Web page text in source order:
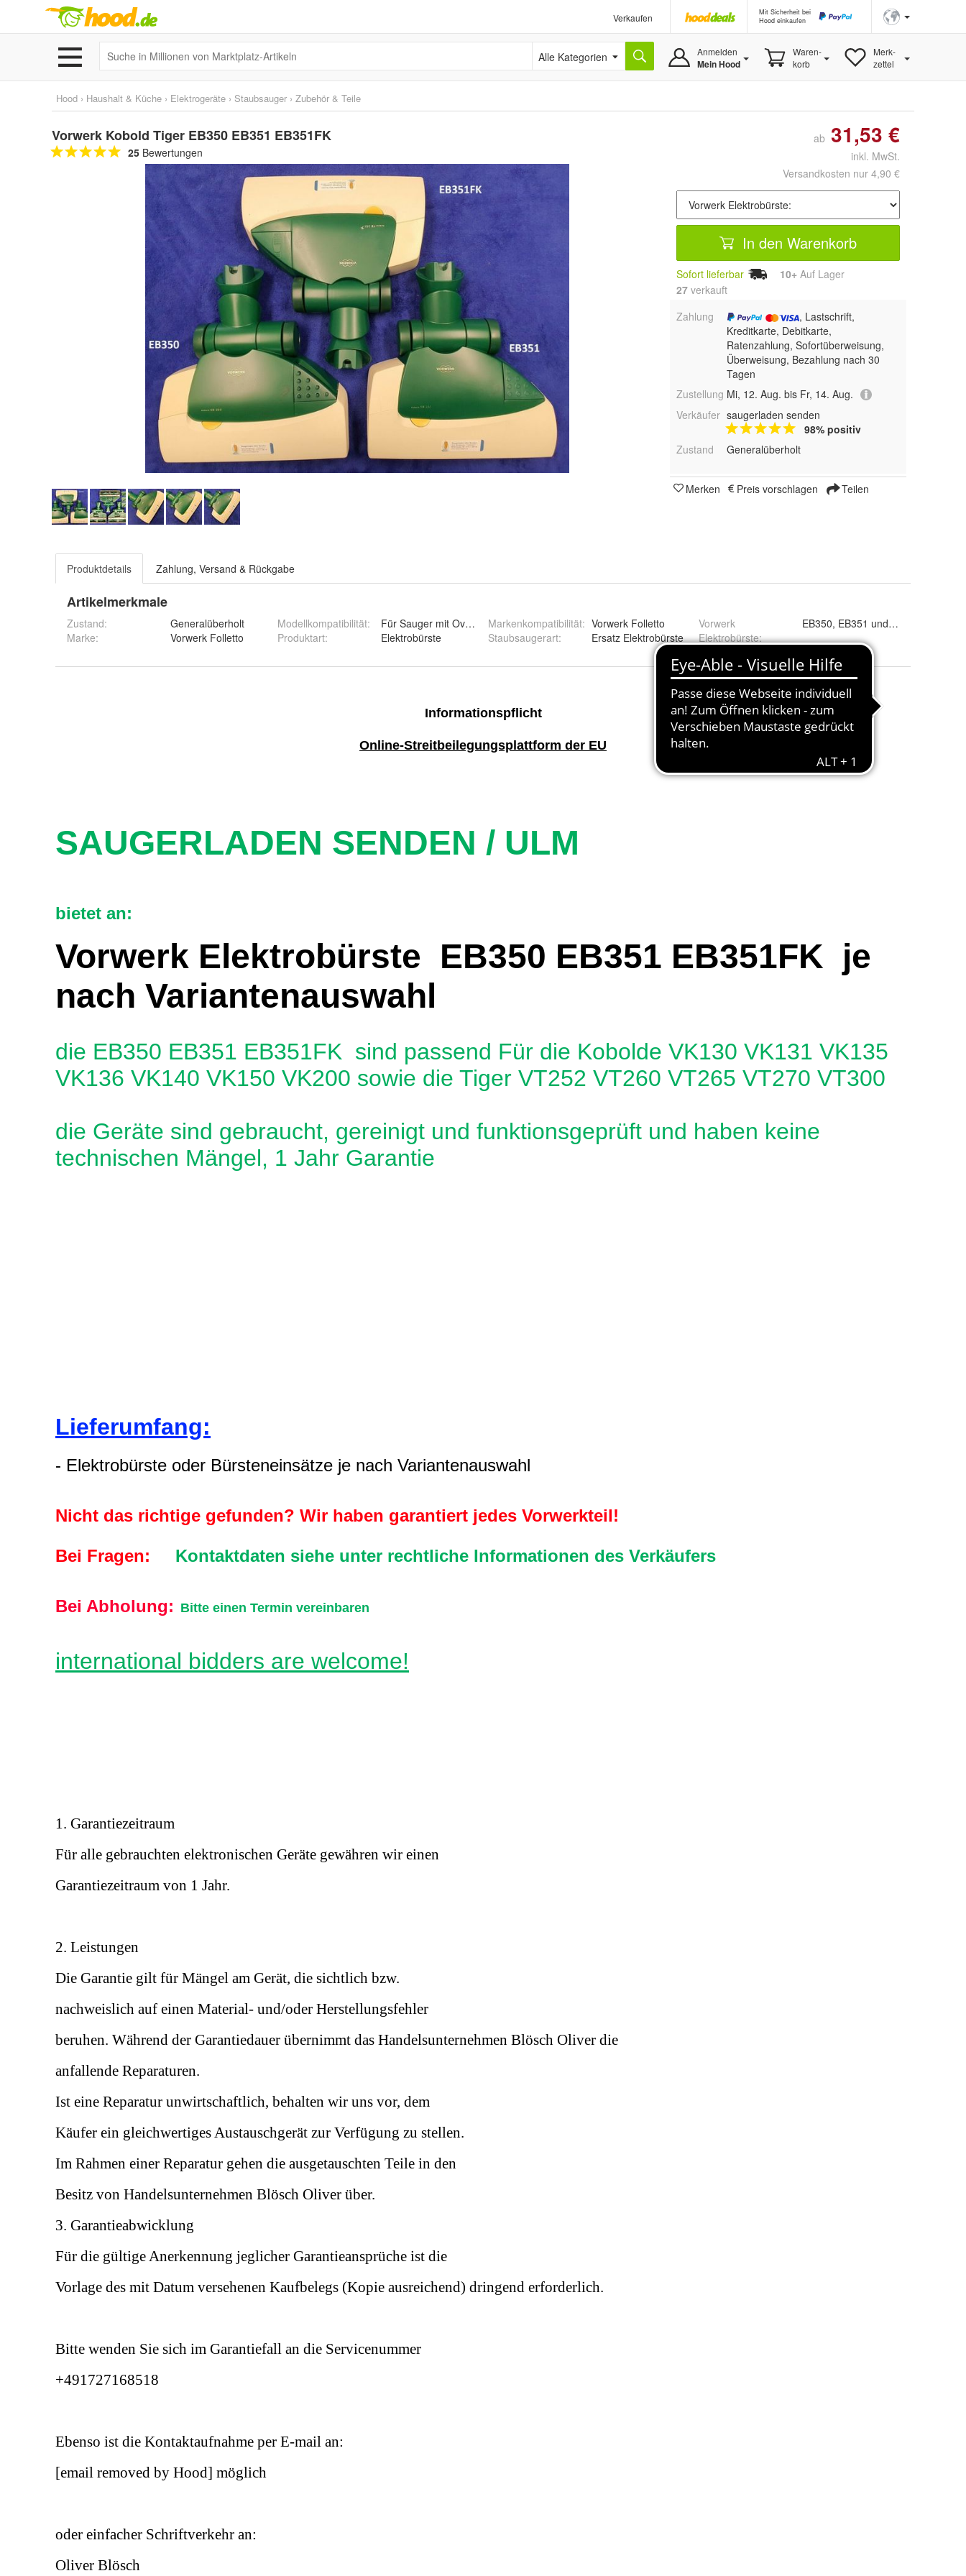
Verkaufen
Mit Sicherheit bei
Hood einkaufen
Alle Kategorien Anmelden
Mein Hood
Waren-
korb
Merk-
zettel
Hood › Haushalt & Küche › Elektrogeräte › Staubsauger › Zubehör & Teile
Vorwerk Kobold Tiger EB350 EB351 EB351FK
25 Bewertungen
ab 31,53 €
inkl. MwSt.
Versandkosten nur 4,90 €
In den Warenkorb
Sofort lieferbar 10+ Auf Lager
27 verkauft
Zahlung
, Lastschrift,
Kreditkarte, Debitkarte,
Ratenzahlung, Sofortüberweisung,
Überweisung, Bezahlung nach 30
Tagen
Zustellung Mi, 12. Aug. bis Fr, 14. Aug.
Verkäufer saugerladen senden
98% positiv
Zustand
Generalüberholt
Merken Preis vorschlagen Teilen
Produktdetails Zahlung, Versand & Rückgabe
Artikelmerkmale
Zustand:
Generalüberholt
Marke:
Vorwerk Folletto
Modellkompatibilität:
Für Sauger mit Ovalanschluß
Produktart: Elektrobürste
Markenkompatibilität: Vorwerk Folletto
Staubsaugerart: Ersatz Elektrobürste
Vorwerk
Elektrobürste:
EB350, EB351 und EB351FK